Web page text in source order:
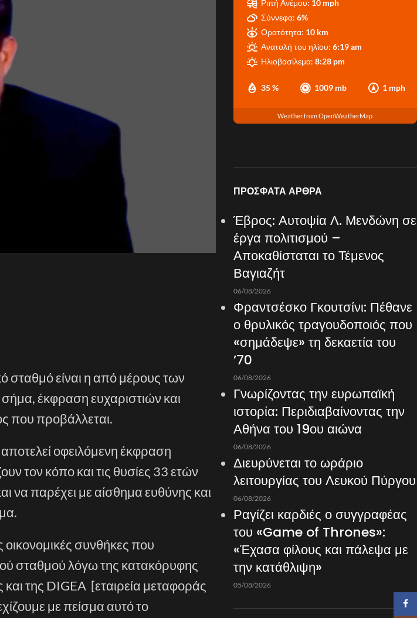
σταθμό είναι η από μέρους των
σήμα, έκφραση ευχαριστιών και
που προβάλλεται.
οφειλόμενη έκφραση
τον κόπο και τις θυσίες 33 ετών
να παρέχει με αίσθημα ευθύνης και
οικονομικές συνθήκες που
σταθμού λόγω της κατακόρυφης
της DIGEA [εταιρεία μεταφοράς
με πείσμα αυτό το
35 % 1009 mb 1 mph
Ριπή Ανέμου: 10 mph
Σύννεφα: 6%
Ορατότητα: 10 km
Ανατολή του ηλίου: 6:19 am
Ηλιοβασίλεμα: 8:28 pm
Weather from OpenWeatherMap
ΠΡΌΣΦΑΤΑ ΆΡΘΡΑ
Έβρος: Αυτοψία Λ. Μενδώνη σε
έργα πολιτισμού –
Αποκαθίσταται το Τέμενος
Βαγιαζήτ
06/08/2026
Φραντσέσκο Γκουτσίνι: Πέθανε
ο θρυλικός τραγουδοποιός που
«σημάδεψε» τη δεκαετία του
’70
06/08/2026
Γνωρίζοντας την ευρωπαϊκή
ιστορία: Περιδιαβαίνοντας την
Αθήνα του 19ου αιώνα
06/08/2026
Διευρύνεται το ωράριο
λειτουργίας του Λευκού Πύργου
06/08/2026
Ραγίζει καρδιές ο συγγραφέας
του «Game of Thrones»:
«Έχασα φίλους και πάλεψα με
την κατάθλιψη»
05/08/2026